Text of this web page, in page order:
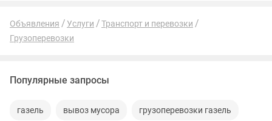
Объявления Услуги
Транспорт и перевозки
Грузоперевозки
Популярные запросы
газель вывоз мусора грузоперевозки газель